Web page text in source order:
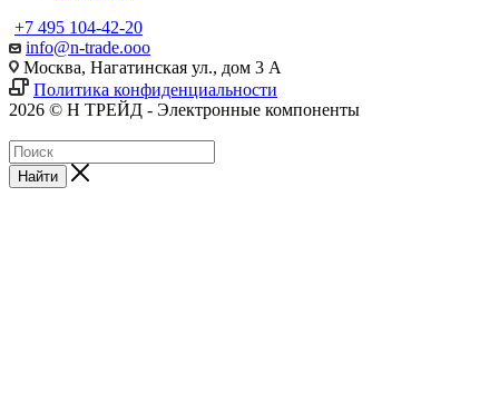
+7 495 104-42-20
info@n-trade.ooo
Москва, Нагатинская ул., дом 3 А
Политика конфиденциальности
2026 © Н ТРЕЙД - Электронные компоненты
Найти